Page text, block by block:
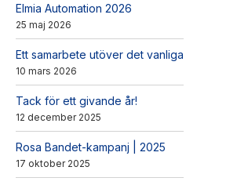
Elmia Automation 2026
25 maj 2026
Ett samarbete utöver det vanliga
10 mars 2026
Tack för ett givande år!
12 december 2025
Rosa Bandet-kampanj | 2025
17 oktober 2025